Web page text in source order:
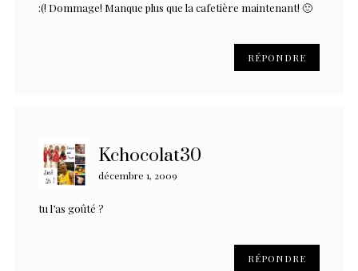
:(! Dommage! Manque plus que la cafetière maintenant! 🙂
RÉPONDRE
Kchocolat30
décembre 1, 2009
tu l’as goûté ?
RÉPONDRE